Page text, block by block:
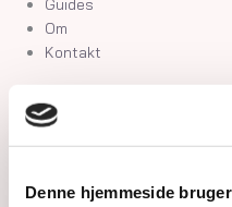
Denne hjemmeside
Om
Kontakt
Rå Krystaller
Sommerfugle og